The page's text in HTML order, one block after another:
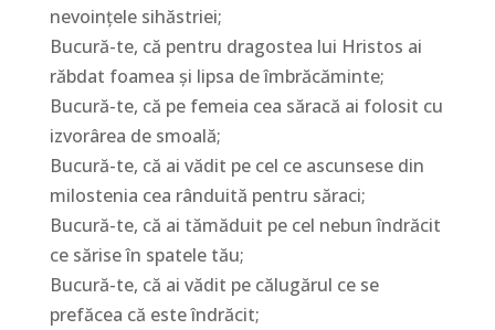
nevoinţele sihăstriei;
Bucură-te, că pentru dragostea lui Hristos ai
răbdat foamea şi lipsa de îmbrăcăminte;
Bucură-te, că pe femeia cea săracă ai folosit cu
izvorârea de smoală;
Bucură-te, că ai vădit pe cel ce ascunsese din
milostenia cea rânduită pentru săraci;
Bucură-te, că ai tămăduit pe cel nebun îndrăcit
ce sărise în spatele tău;
Bucură-te, că ai vădit pe călugărul ce se
prefăcea că este îndrăcit;